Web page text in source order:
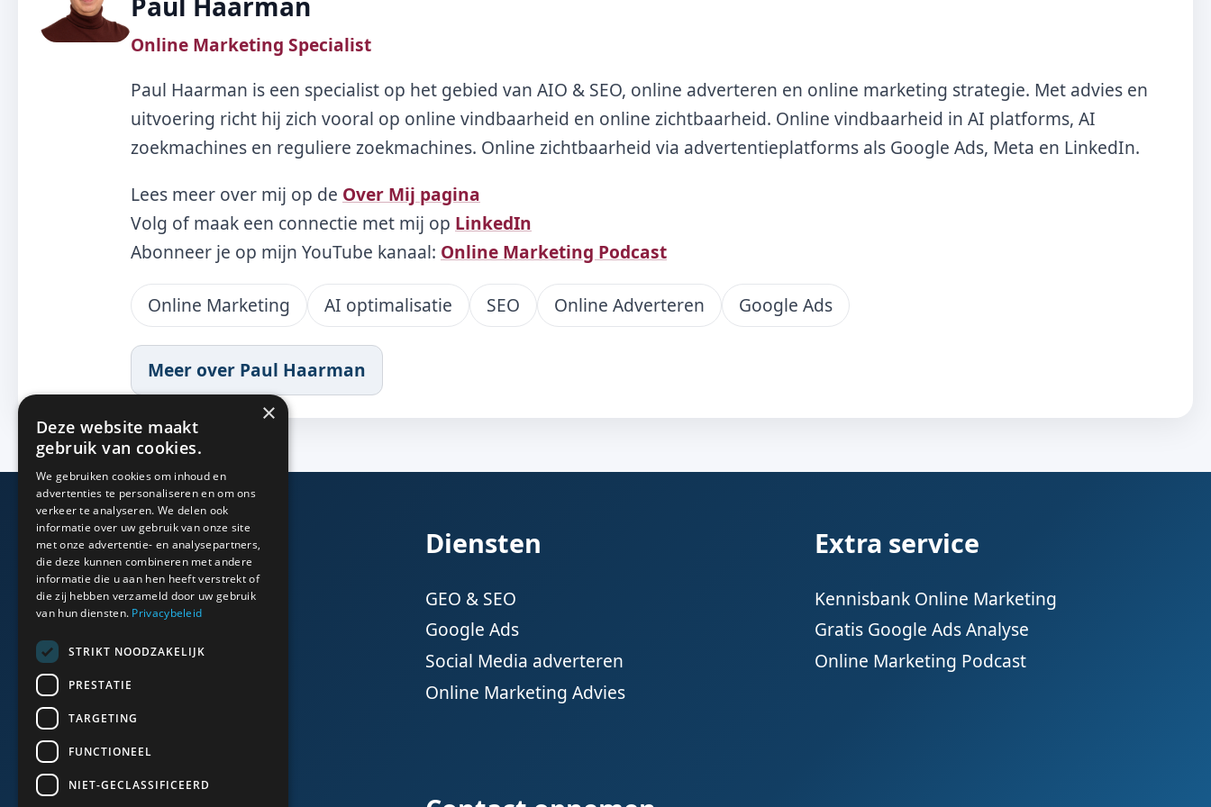
Online Marketing Specialist
Paul Haarman is een specialist op het gebied van AIO & SEO, online adverteren en online marketing strategie. Met advies en
uitvoering richt hij zich vooral op online vindbaarheid en online zichtbaarheid. Online vindbaarheid in AI platforms, AI
zoekmachines en reguliere zoekmachines. Online zichtbaarheid via advertentieplatforms als Google Ads, Meta en LinkedIn.
Lees meer over mij op de Over Mij pagina
Volg of maak een connectie met mij op LinkedIn
Abonneer je op mijn YouTube kanaal: Online Marketing Podcast
Online Marketing AI optimalisatie SEO Online Adverteren Google Ads
Meer over Paul Haarman
Algemeen
Bedrijfsinfo
Algemene voorwaarden
Cookies & Privacy
Diensten
GEO & SEO
Google Ads
Social Media adverteren
Online Marketing Advies
Extra service
Kennisbank Online Marketing
Gratis Google Ads Analyse
Online Marketing Podcast
×
Deze website maakt
gebruik van cookies.
We gebruiken cookies om inhoud en
advertenties te personaliseren en om ons
verkeer te analyseren. We delen ook
informatie over uw gebruik van onze site
met onze advertentie- en analysepartners,
die deze kunnen combineren met andere
informatie die u aan hen heeft verstrekt of
die zij hebben verzameld door uw gebruik
van hun diensten. Privacybeleid
STRIKT NOODZAKELIJK
PRESTATIE
TARGETING
FUNCTIONEEL
NIET-GECLASSIFICEERD